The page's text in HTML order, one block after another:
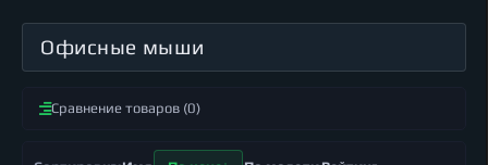
Офисные мыши
Сравнение товаров (0)